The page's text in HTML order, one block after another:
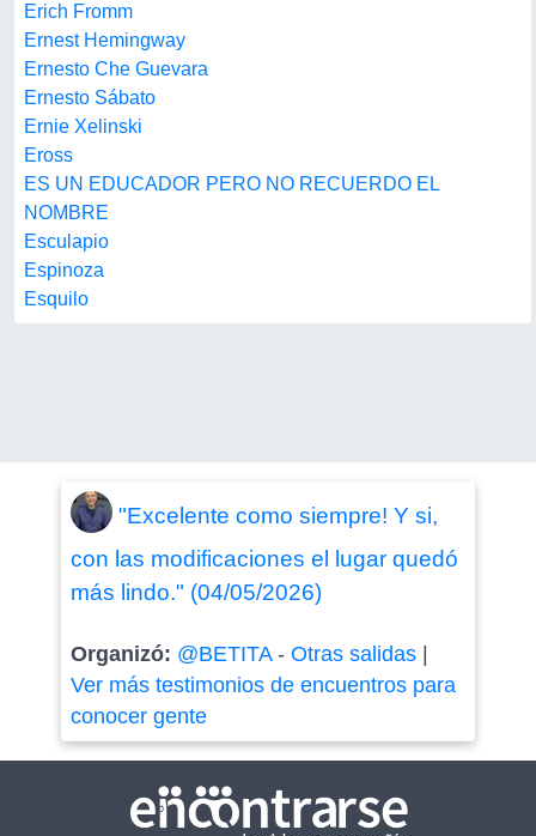
Erich Fromm
Ernest Hemingway
Ernesto Che Guevara
Ernesto Sábato
Ernie Xelinski
Eross
ES UN EDUCADOR PERO NO RECUERDO EL
NOMBRE
Esculapio
Espinoza
Esquilo
"Excelente como siempre! Y si,
con las modificaciones el lugar quedó
más lindo." (04/05/2026)
Organizó: @BETITA- Otras salidas|
Ver más testimonios de encuentros para
conocer gente